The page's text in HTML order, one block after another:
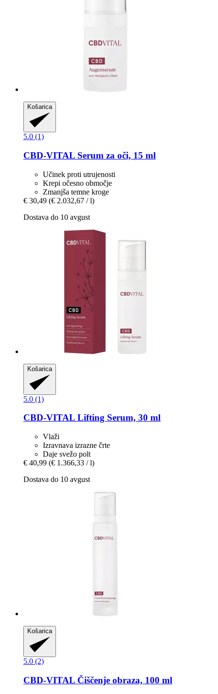
Košarica
5.0 (1)
CBD-VITAL Serum za oči, 15 ml
Učinek proti utrujenosti
Krepi očesno območje
Zmanjša temne kroge
€ 30,49 (€ 2.032,67 / l)
Dostava do 10 avgust
Košarica
5.0 (1)
CBD-VITAL Lifting Serum, 30 ml
Vlaži
Izravnava izrazne črte
Daje svežo polt
€ 40,99 (€ 1.366,33 / l)
Dostava do 10 avgust
Košarica
5.0 (2)
CBD-VITAL Čiščenje obraza, 100 ml